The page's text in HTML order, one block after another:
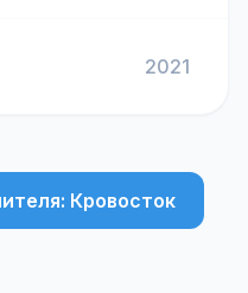
2021
Кровосток